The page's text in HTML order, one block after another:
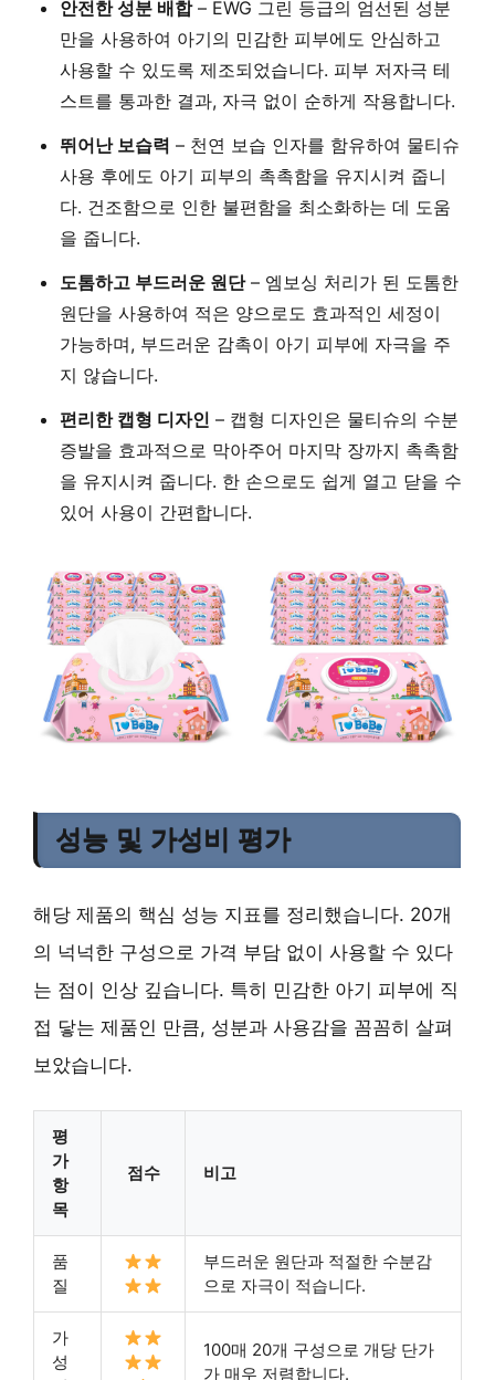
안전한 성분 배합– EWG 그린 등급의 엄선된 성분
만을 사용하여 아기의 민감한 피부에도 안심하고
사용할 수 있도록 제조되었습니다. 피부 저자극 테
스트를 통과한 결과, 자극 없이 순하게 작용합니다.
뛰어난 보습력 – 천연 보습 인자를 함유하여 물티슈
사용 후에도 아기 피부의 촉촉함을 유지시켜 줍니
다. 건조함으로 인한 불편함을 최소화하는 데 도움
을 줍니다.
도톰하고 부드러운 원단– 엠보싱 처리가 된 도톰한
원단을 사용하여 적은 양으로도 효과적인 세정이
가능하며, 부드러운 감촉이 아기 피부에 자극을 주
지 않습니다.
편리한 캡형 디자인 – 캡형 디자인은 물티슈의 수분
증발을 효과적으로 막아주어 마지막 장까지 촉촉함
을 유지시켜 줍니다. 한 손으로도 쉽게 열고 닫을 수
있어 사용이 간편합니다.
성능 및 가성비 평가
해당 제품의 핵심 성능 지표를 정리했습니다. 20개
의 넉넉한 구성으로 가격 부담 없이 사용할 수 있다
는 점이 인상 깊습니다. 특히 민감한 아기 피부에 직
접 닿는 제품인 만큼, 성분과 사용감을 꼼꼼히 살펴
보았습니다.
평
가
항
목
점수 비고
품
질
부드러운 원단과 적절한 수분감
으로 자극이 적습니다.
가
성
100매 20개 구성으로 개당 단가
가 매우 저렴합니다.